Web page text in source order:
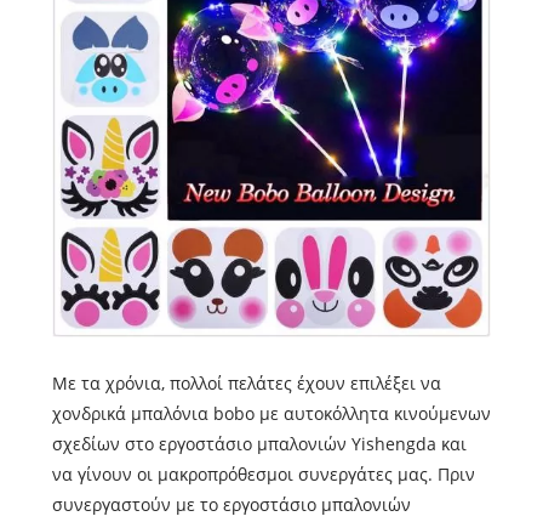
Με τα χρόνια, πολλοί πελάτες έχουν επιλέξει να
χονδρικά μπαλόνια bobo με αυτοκόλλητα κινούμενων
σχεδίων στο εργοστάσιο μπαλονιών Yishengda και
να γίνουν οι μακροπρόθεσμοι συνεργάτες μας. Πριν
συνεργαστούν με το εργοστάσιο μπαλονιών